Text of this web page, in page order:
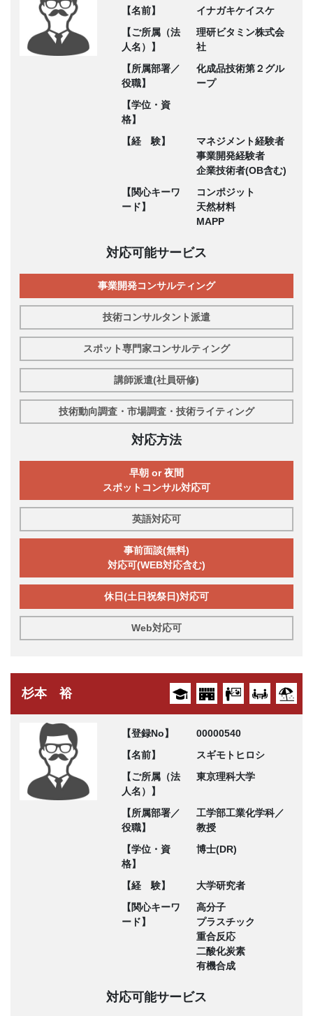
【名前】
イナガキケイスケ
【ご所属（法
人名）】
理研ビタミン株式会
社
【所属部署／
役職】
化成品技術第２グル
ープ
【学位・資
格】
【経 験】
マネジメント経験者
事業開発経験者
企業技術者(OB含む)
【関心キーワ
ード】
コンポジット
天然材料
MAPP
対応可能サービス
事業開発コンサルティング
技術コンサルタント派遣
スポット専門家コンサルティング
講師派遣(社員研修)
技術動向調査・市場調査・技術ライティング
対応方法
早朝 or 夜間
スポットコンサル対応可
英語対応可
事前面談(無料)
対応可(WEB対応含む)
休日(土日祝祭日)対応可
Web対応可
杉本 裕
【登録No】
00000540
【名前】
スギモトヒロシ
【ご所属（法
人名）】
東京理科大学
【所属部署／
役職】
工学部工業化学科／
教授
【学位・資
格】
博士(DR)
【経 験】
大学研究者
【関心キーワ
ード】
高分子
プラスチック
重合反応
二酸化炭素
有機合成
対応可能サービス